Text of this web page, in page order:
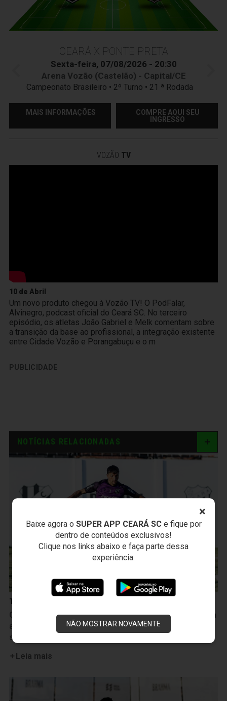
×
Baixe agora o SUPER APP CEARÁ SCe fique por
dentro de conteúdos exclusivos!
Clique nos links abaixo e faça parte dessa
experiência:
NÃO MOSTRAR NOVAMENTE
CEARÁ X PONTE PRETA
Sexta-feira, 07/08/2026 - 20:30
Arena Vozão (Castelão) - Capital/CE
Campeonato Brasileiro • 2º Turno • 21 ª Rodada
MAIS INFORMAÇÕES
COMPRE AQUI SEU
INGRESSO
VOZÃO TV
10 de Abril
Um novo produto chegou à Vozão TV! O PodFalar,
Alvinegro, podcast oficial do Ceará SC. No terceiro
episódio, os atletas João Gabriel e Melk comentam sobre
a transição da base ao profissional, a integração existente
entre Cidade Vozão e Porangabuçu e o m
PUBLICIDADE
NOTÍCIAS RELACIONADAS
Treinos
Ceará realiza sua última atividade antes do duelo com
a Ponte Preta e está pronto para o confronto desta
sexta-feira, 7
Leia mais